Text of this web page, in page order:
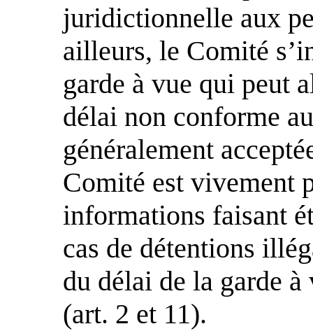
juridictionnelle aux
ailleurs, le Comité
garde à vue qui peut
délai non conforme
généralement
Comité est vivement
informations faisant
cas de détentions
du délai de la garde
(art. 2 et 11).